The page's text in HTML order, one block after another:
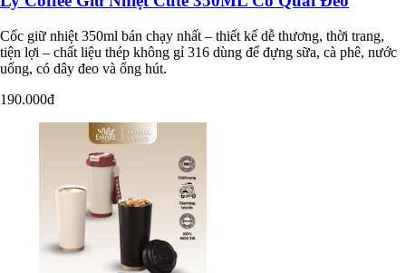
Cốc giữ nhiệt 350ml bán chạy nhất – thiết kế dễ thương, thời trang,
tiện lợi – chất liệu thép không gỉ 316 dùng để đựng sữa, cà phê, nước
uống, có dây đeo và ống hút.
190.000đ